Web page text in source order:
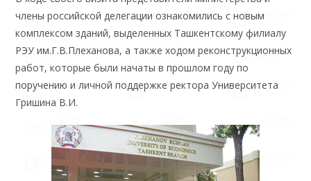
члены российской делегации ознакомились с новым
комплексом зданий, выделенных Ташкентскому филиалу
РЭУ им.Г.В.Плеханова, а также ходом реконструкционных
работ, которые были начаты в прошлом году по
поручению и личной поддержке ректора Университета
Гришина В.И.